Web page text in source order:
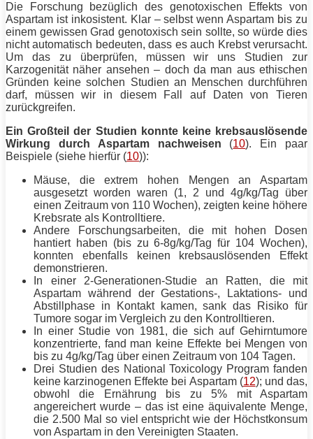
Die Forschung bezüglich des genotoxischen Effekts von
Aspartam ist inkosistent. Klar – selbst wenn Aspartam bis zu
einem gewissen Grad genotoxisch sein sollte, so würde dies
nicht automatisch bedeuten, dass es auch Krebst verursacht.
Um das zu überprüfen, müssen wir uns Studien zur
Karzogenität näher ansehen – doch da man aus ethischen
Gründen keine solchen Studien an Menschen durchführen
darf, müssen wir in diesem Fall auf Daten von Tieren
zurückgreifen.
Ein Großteil der Studien konnte keine krebsauslösende
Wirkung durch Aspartam nachweisen (10). Ein paar
Beispiele (siehe hierfür (10)):
Mäuse, die extrem hohen Mengen an Aspartam
ausgesetzt worden waren (1, 2 und 4g/kg/Tag über
einen Zeitraum von 110 Wochen), zeigten keine höhere
Krebsrate als Kontrolltiere.
Andere Forschungsarbeiten, die mit hohen Dosen
hantiert haben (bis zu 6-8g/kg/Tag für 104 Wochen),
konnten ebenfalls keinen krebsauslösenden Effekt
demonstrieren.
In einer 2-Generationen-Studie an Ratten, die mit
Aspartam während der Gestations-, Laktations- und
Abstillphase in Kontakt kamen, sank das Risiko für
Tumore sogar im Vergleich zu den Kontrolltieren.
In einer Studie von 1981, die sich auf Gehirntumore
konzentrierte, fand man keine Effekte bei Mengen von
bis zu 4g/kg/Tag über einen Zeitraum von 104 Tagen.
Drei Studien des National Toxicology Program fanden
keine karzinogenen Effekte bei Aspartam (12); und das,
obwohl die Ernährung bis zu 5% mit Aspartam
angereichert wurde – das ist eine äquivalente Menge,
die 2.500 Mal so viel entspricht wie der Höchstkonsum
von Aspartam in den Vereinigten Staaten.